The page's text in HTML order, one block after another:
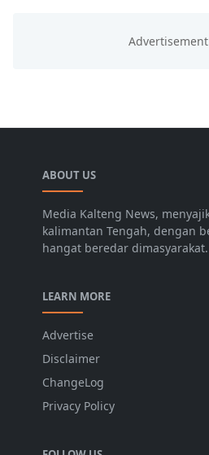
ABOUT US
Media Kalteng News,
kalimantan Tengah, dengan
hangat beredar dimasyarakat.
LEARN MORE
Advertise
Disclaimer
ChangeLog
Privacy Policy